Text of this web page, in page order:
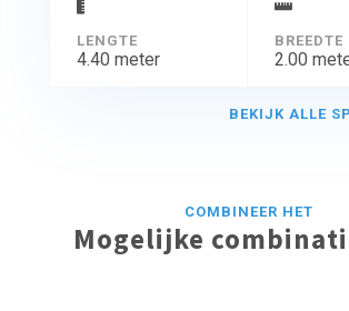
LENGTE
4.40 meter
BREEDTE
2.00
BEKIJK ALLE
COMBINEER HET
Mogelijke